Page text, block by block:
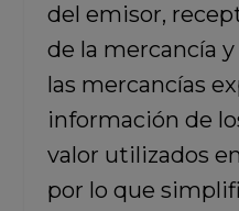
del emisor,
de la mercancía
las mercancías
información de
valor utilizados
por lo que